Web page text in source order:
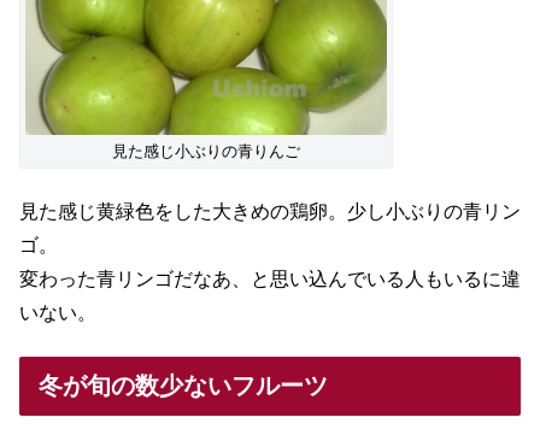
見た感じ小ぶりの青りんご
見た感じ黄緑色をした大きめの鶏卵。少し小ぶりの青リン
ゴ。
変わった青リンゴだなあ、と思い込んでいる人もいるに違
いない。
冬が旬の数少ないフルーツ